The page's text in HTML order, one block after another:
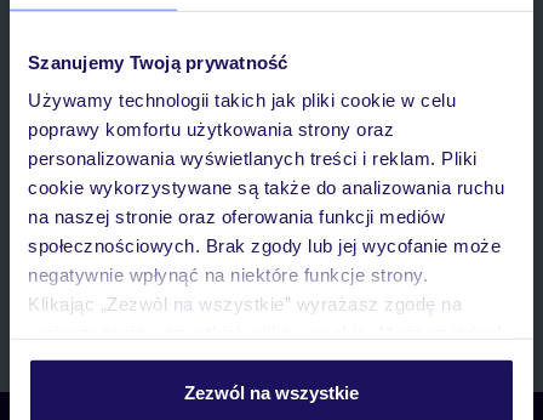
Szanujemy Twoją prywatność
Używamy technologii takich jak pliki cookie w celu
poprawy komfortu użytkowania strony oraz
personalizowania wyświetlanych treści i reklam. Pliki
cookie wykorzystywane są także do analizowania ruchu
na naszej stronie oraz oferowania funkcji mediów
społecznościowych. Brak zgody lub jej wycofanie może
negatywnie wpłynąć na niektóre funkcje strony.
Klikając „Zezwól na wszystkie” wyrażasz zgodę na
personalizować swój wybór wchodząc w zakładkę
Zezwól na wszystkie
IMIĘ*
E-MAIL*
Wyrażam zgodę na przetwarzanie danych osobowych przez TUI
Poland Sp. z o.o. i TUI Poland Dystrybucja Sp. z o.o. w celach
marketingowych, w zakresie oraz celu wskazanym w„Informacji o
przetwarzaniu danych osobowych”
, poprzez elektroniczną formę
komunikacji (e-mail), także z użyciem tzw. automatycznych
systemów wywołujących.